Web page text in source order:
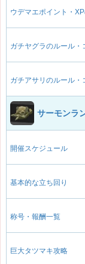
ウデマエポイント・
ガチヤグラのルール・
ガチアサリのルール・
サーモンラ
開催スケジュール
基本的な立ち回り
称号・報酬一覧
巨大タツマキ攻略